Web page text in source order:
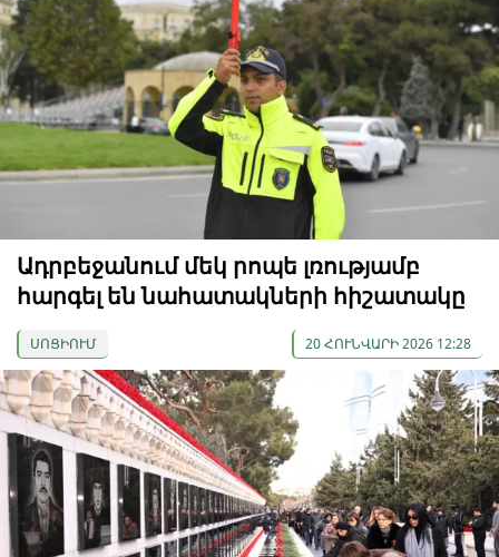
Ադրբեջանում մեկ րոպե լռությամբ
հարգել են նահատակների հիշատակը
ՍՈՑԻՈՒՄ 20 ՀՈՒՆՎԱՐԻ 2026 12:28